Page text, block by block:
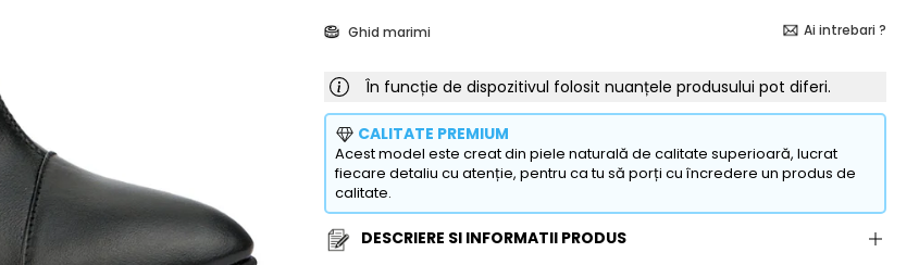
Ghid marimi Ai intrebari ?
În funcție de dispozitivul folosit nuanțele produsului pot diferi.
CALITATE PREMIUM
Acest model este creat din piele naturală de calitate superioară, lucrat
fiecare detaliu cu atenție, pentru ca tu să porți cu încredere un produs de
calitate.
DESCRIERE SI INFORMATII PRODUS